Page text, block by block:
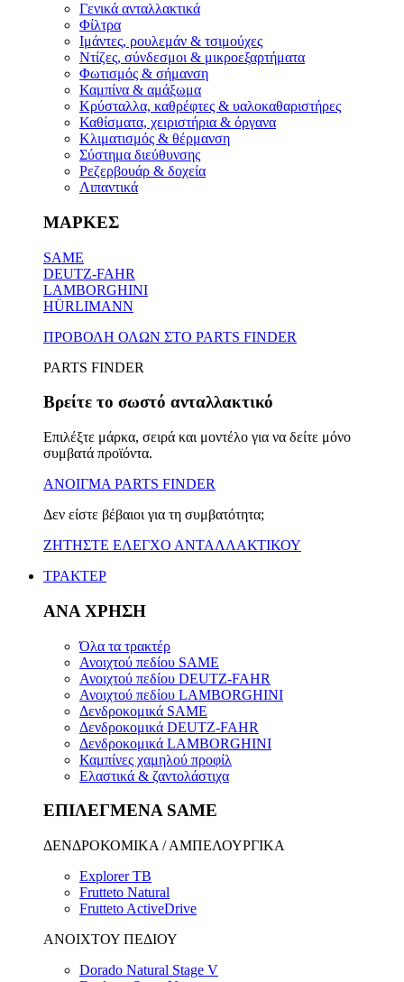
Γενικά ανταλλακτικά
Φίλτρα
Ιμάντες, ρουλεμάν & τσιμούχες
Ντίζες, σύνδεσμοι & μικροεξαρτήματα
Φωτισμός & σήμανση
Καμπίνα & αμάξωμα
Κρύσταλλα, καθρέφτες & υαλοκαθαριστήρες
Καθίσματα, χειριστήρια & όργανα
Κλιματισμός & θέρμανση
Σύστημα διεύθυνσης
Ρεζερβουάρ & δοχεία
Λιπαντικά
ΜΑΡΚΕΣ
SAME
DEUTZ-FAHR
LAMBORGHINI
HÜRLIMANN
ΠΡΟΒΟΛΗ ΟΛΩΝ ΣΤΟ PARTS FINDER
PARTS FINDER
Βρείτε το σωστό ανταλλακτικό
Επιλέξτε μάρκα, σειρά και μοντέλο για να δείτε μόνο
συμβατά προϊόντα.
ΑΝΟΙΓΜΑ PARTS FINDER
Δεν είστε βέβαιοι για τη συμβατότητα;
ΖΗΤΗΣΤΕ ΕΛΕΓΧΟ ΑΝΤΑΛΛΑΚΤΙΚΟΥ
ΤΡΑΚΤΕΡ
ΑΝΑ ΧΡΗΣΗ
Όλα τα τρακτέρ
Ανοιχτού πεδίου SAME
Ανοιχτού πεδίου DEUTZ-FAHR
Ανοιχτού πεδίου LAMBORGHINI
Δενδροκομικά SAME
Δενδροκομικά DEUTZ-FAHR
Δενδροκομικά LAMBORGHINI
Καμπίνες χαμηλού προφίλ
Ελαστικά & ζαντολάστιχα
ΕΠΙΛΕΓΜΕΝΑ SAME
ΔΕΝΔΡΟΚΟΜΙΚΑ / ΑΜΠΕΛΟΥΡΓΙΚΑ
Explorer TB
Frutteto Natural
Frutteto ActiveDrive
ΑΝΟΙΧΤΟΥ ΠΕΔΙΟΥ
Dorado Natural Stage V